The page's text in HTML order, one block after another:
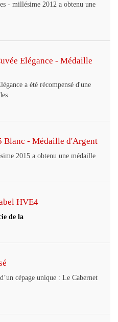
- millésime 2012 a obtenu une
Elégance - Médaille
a été récompensé d'une
Blanc - Médaille d'Argent
2015 a obtenu une médaille
HVE4
de la
cépage unique : Le Cabernet